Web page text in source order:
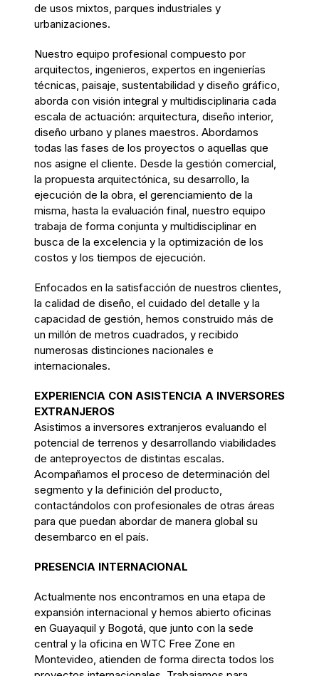
de usos mixtos, parques industriales y
urbanizaciones.
Nuestro equipo profesional compuesto por
arquitectos, ingenieros, expertos en ingenierías
técnicas, paisaje, sustentabilidad y diseño gráfico,
aborda con visión integral y multidisciplinaria cada
escala de actuación: arquitectura, diseño interior,
diseño urbano y planes maestros. Abordamos
todas las fases de los proyectos o aquellas que
nos asigne el cliente. Desde la gestión comercial,
la propuesta arquitectónica, su desarrollo, la
ejecución de la obra, el gerenciamiento de la
misma, hasta la evaluación final, nuestro equipo
trabaja de forma conjunta y multidisciplinar en
busca de la excelencia y la optimización de los
costos y los tiempos de ejecución.
Enfocados en la satisfacción de nuestros clientes,
la calidad de diseño, el cuidado del detalle y la
capacidad de gestión, hemos construido más de
un millón de metros cuadrados, y recibido
numerosas distinciones nacionales e
internacionales.
EXPERIENCIA CON ASISTENCIA A INVERSORES
EXTRANJEROS
Asistimos a inversores extranjeros evaluando el
potencial de terrenos y desarrollando viabilidades
de anteproyectos de distintas escalas.
Acompañamos el proceso de determinación del
segmento y la definición del producto,
contactándolos con profesionales de otras áreas
para que puedan abordar de manera global su
desembarco en el país.
PRESENCIA INTERNACIONAL
Actualmente nos encontramos en una etapa de
expansión internacional y hemos abierto oficinas
en Guayaquil y Bogotá, que junto con la sede
central y la oficina en WTC Free Zone en
Montevideo, atienden de forma directa todos los